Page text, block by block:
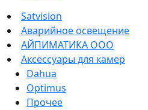
Satvision
Аварийное освещение
АЙПИМАТИКА ООО
Аксессуары для камер
Dahua
Optimus
Прочее